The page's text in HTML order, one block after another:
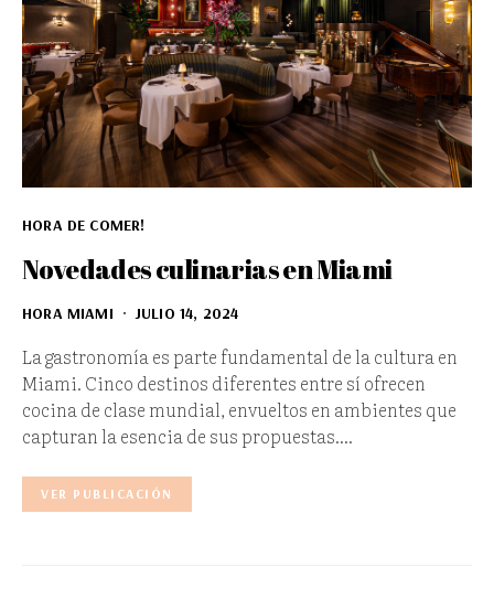
HORA DE COMER!
Novedades culinarias en Miami
HORA MIAMI JULIO 14, 2024
La gastronomía es parte fundamental de la cultura en
Miami. Cinco destinos diferentes entre sí ofrecen
cocina de clase mundial, envueltos en ambientes que
capturan la esencia de sus propuestas.…
VER PUBLICACIÓN